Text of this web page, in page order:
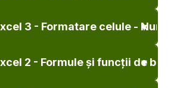
3 - Formatare celule -
2 - Formule și funcții de bază